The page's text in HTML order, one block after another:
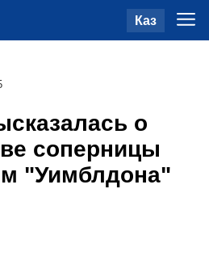
Каз
о
соперницы
"Уимблдона"